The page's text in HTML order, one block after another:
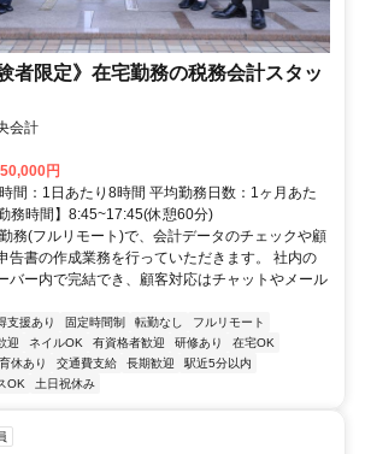
者限定》在宅勤務の税務会計スタッ
会計
円
間：1日あたり8時間 平均勤務日数：1ヶ月あた
務時間】8:45~17:45(休憩60分)
務(フルリモート)で、会計データのチェックや顧
告書の作成業務を行っていただきます。 社内の
バー内で完結でき、顧客対応はチャットやメール
支援あり 固定時間制 転勤なし
フルリモート
迎 ネイルOK 有資格者歓迎 研修あり
在宅OK
育休あり 交通費支給 長期歓迎
駅近5分以内
OK 土日祝休み